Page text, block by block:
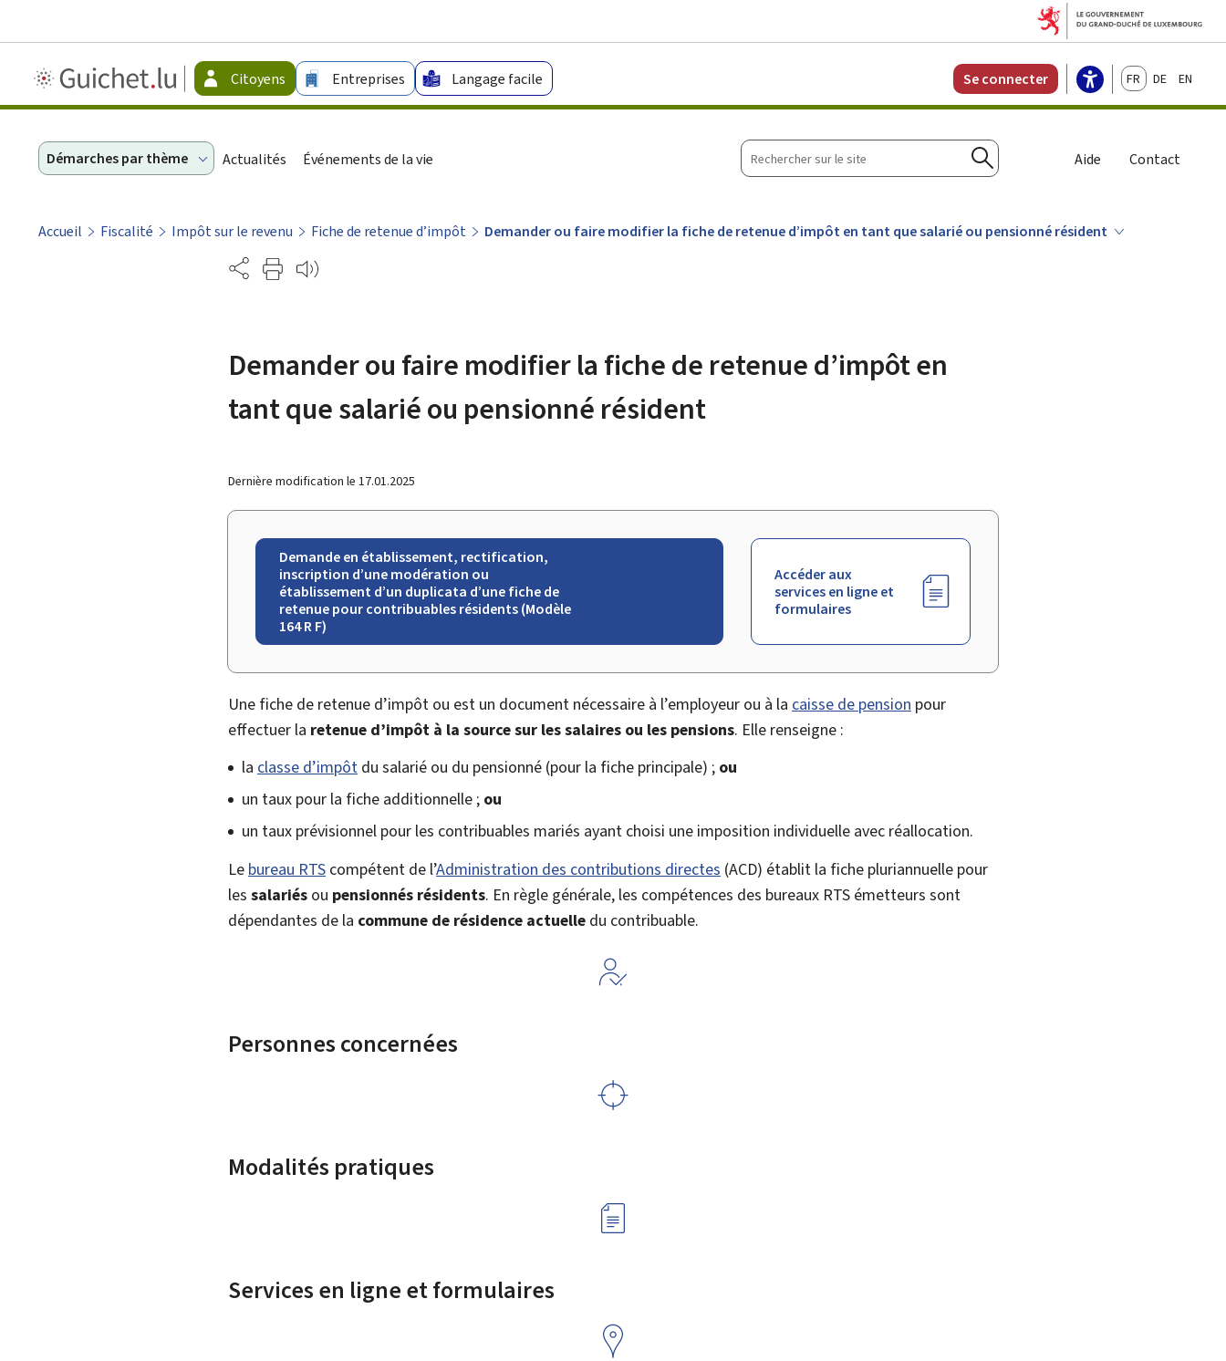
Guichet.lu
-
Citoyens Entreprises Langage facile Se connecter FrançaisDeutschEnglish
Démarches par thème Actualités Événements de la vie
Rechercher
sur
site
Rechercher
Aide Contact
Accueil Fiscalité Impôt sur le revenu Fiche de retenue d’impôt
Demander ou faire modifier la fiche de retenue d’impôt en tant que salarié ou pensionné résident
Partage
Demander ou faire modifier la fiche de retenue d’impôt en
tant que salarié ou pensionné résident
Dernière modification le 17.01.2025
Demande en établissement, rectification,
inscription d’une modération ou
établissement d’un duplicata d’une fiche de
retenue pour contribuables résidents (Modèle
164 R F)
Accéder aux
services en ligne et
formulaires
Une fiche de retenue d’impôt ou est un document nécessaire à l’employeur ou à la caisse de pension pour
effectuer la retenue d’impôt à la source sur les salaires ou les pensions. Elle renseigne :
la classe d’impôt du salarié ou du pensionné (pour la fiche principale) ; ou
un taux pour la fiche additionnelle ; ou
un taux prévisionnel pour les contribuables mariés ayant choisi une imposition individuelle avec réallocation.
Le bureau RTS compétent de l’Administration des contributions directes (ACD) établit la fiche pluriannuelle pour
les salariés ou pensionnés résidents. En règle générale, les compétences des bureaux RTS émetteurs sont
dépendantes de la commune de résidence actuelle du contribuable.
Personnes concernées
Modalités pratiques
Services en ligne et formulaires